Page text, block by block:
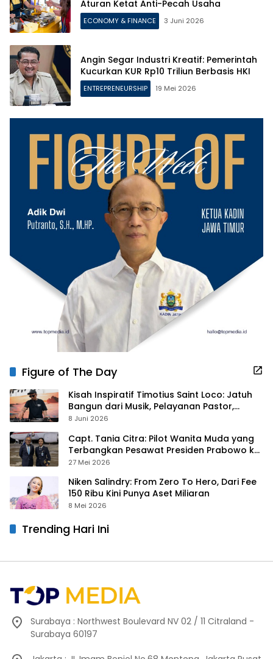
Aturan Ketat Anti-Pecah Usaha
ECONOMY & FINANCE 3 Juni 2026
Angin Segar Industri Kreatif: Pemerintah
Kucurkan KUR Rp10 Triliun Berbasis HKI
ENTREPRENEURSHIP 19 Mei 2026
Figure of The Day
Kisah Inspiratif Timotius Saint Loco: Jatuh
Bangun dari Musik, Pelayanan Pastor,
hingga Gurita Bisnis Sambal Babon
8 Juni 2026
Capt. Tania Citra: Pilot Wanita Muda yang
Terbangkan Pesawat Presiden Prabowo ke
Prancis
27 Mei 2026
Niken Salindry: From Zero To Hero, Dari Fee
150 Ribu Kini Punya Aset Miliaran
8 Mei 2026
Trending Hari Ini
Surabaya : Northwest Boulevard NV 02 / 11 Citraland -
Surabaya 60197